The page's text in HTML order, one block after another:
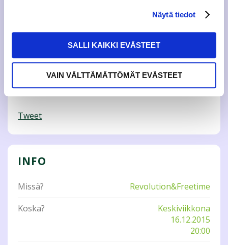
Näytä tiedot
SALLI KAIKKI EVÄSTEET
VAIN VÄLTTÄMÄTTÖMÄT EVÄSTEET
Näihin bileisiin ovat tervetulleita kaikki kansainvälisestä
Party Nighteissa myös Freetimen narikka on ilmainen klo
Tweet
INFO
Missä?
Revolution&Freetime
Koska?
Keskiviikkona
16.12.2015
20:00